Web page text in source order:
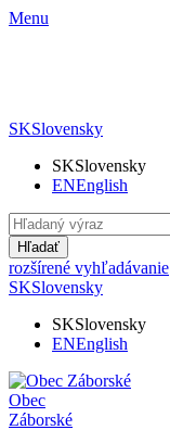
Menu
SKSlovensky
SKSlovensky
ENEnglish
Hľadať
rozšírené vyhľadávanie
SKSlovensky
SKSlovensky
ENEnglish
Obec
Záborské